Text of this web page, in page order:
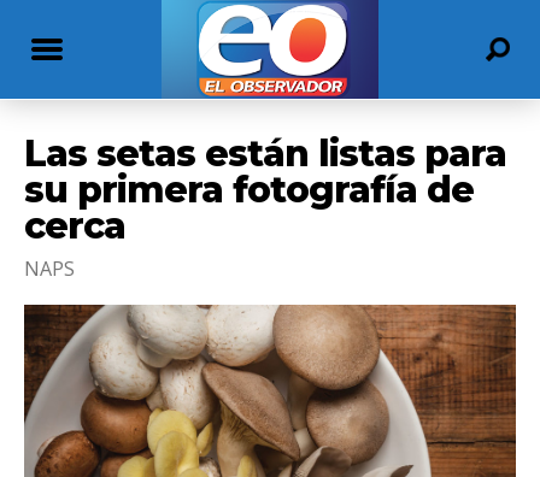
Las setas están listas para
su primera fotografía de
cerca
NAPS